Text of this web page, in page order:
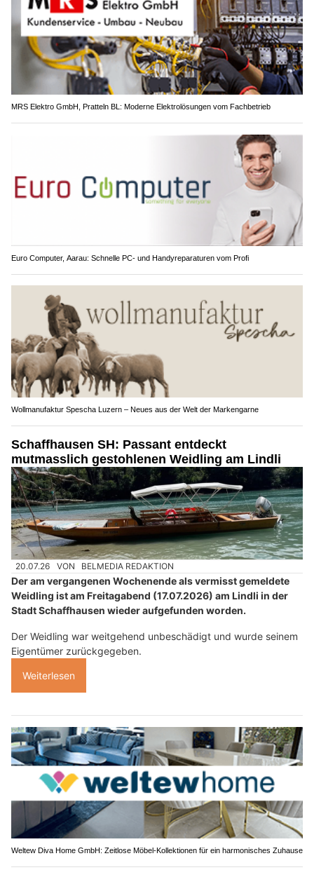
MRS Elektro GmbH, Pratteln BL: Moderne Elektrolösungen vom Fachbetrieb
Euro Computer, Aarau: Schnelle PC- und Handyreparaturen vom Profi
Wollmanufaktur Spescha Luzern – Neues aus der Welt der Markengarne
Schaffhausen SH: Passant entdeckt
mutmasslich gestohlenen Weidling am Lindli
20.07.26 VON BELMEDIA REDAKTION
Der am vergangenen Wochenende als vermisst gemeldete
Weidling ist am Freitagabend (17.07.2026) am Lindli in der
Stadt Schaffhausen wieder aufgefunden worden.
Der Weidling war weitgehend unbeschädigt und wurde seinem
Eigentümer zurückgegeben.
Weiterlesen
Weltew Diva Home GmbH: Zeitlose Möbel-Kollektionen für ein harmonisches Zuhause